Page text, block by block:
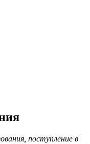
поступление в